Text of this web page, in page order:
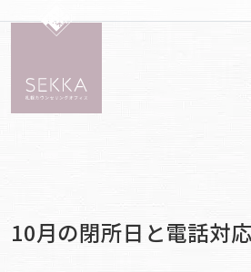
10月の閉所日と電話対